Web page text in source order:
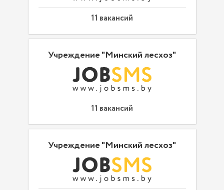
11 вакансий
Учреждение "Минский лесхоз"
11 вакансий
Учреждение "Минский лесхоз"